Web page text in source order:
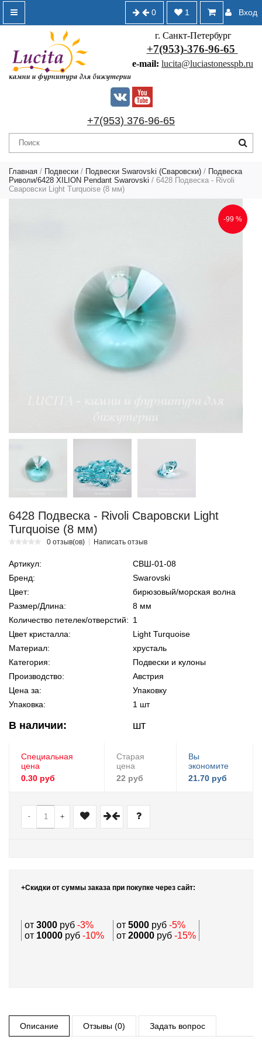
Вход
1
0
г. Санкт-Петербург
+7(953)-376-96-65
e-mail: lucita@luciastonesspb.ru
+7(953) 376-96-65
Главная / Подвески / Подвески Swarovski (Сваровски) / Подвеска
Риволи/6428 XILION Pendant Swarovski / 6428 Подвеска - Rivoli
Сваровски Light Turquoise (8 мм)
-99 %
6428 Подвеска - Rivoli Сваровски Light
Turquoise (8 мм)
0 отзыв(ов) Написать отзыв
Артикул:
СВШ-01-08
Бренд:
Swarovski
Цвет:
бирюзовый/морская волна
Размер/Длина:
8 мм
Количество петелек/отверстий: 1
Цвет кристалла:
Light Turquoise
Материал:
хрусталь
Категория:
Подвески и кулоны
Производство:
Австрия
Цена за:
Упаковку
Упаковка:
1 шт
В наличии: шт
Специальная
цена
0.30 руб
Старая
цена
22 руб
Вы
экономите
21.70 руб
- +
+Скидки от суммы заказа при покупке через сайт:
от 3000 руб -3% от 5000 руб -5%
от 10000 руб -10% от 20000 руб -15%
Описание Отзывы (0) Задать вопрос